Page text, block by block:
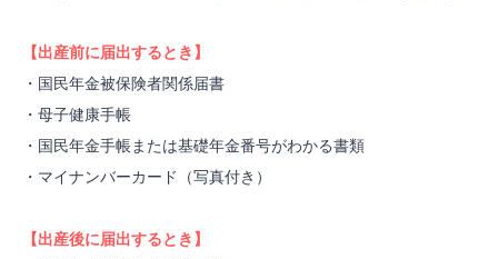
【出産前に届出するとき】
・国民年金被保険者関係届書
・母子健康手帳
・国民年金手帳または基礎年金番号がわかる書類
・マイナンバーカード（写真付き）
【出産後に届出するとき】